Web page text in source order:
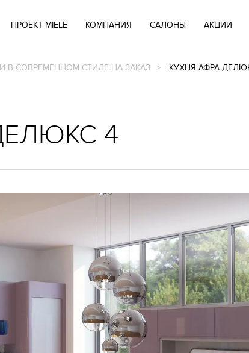
ПРОЕКТ MIELE КОМПАНИЯ САЛОНЫ АКЦИИ
В СОВРЕМЕННОМ СТИЛЕ НА ЗАКАЗ КУХНЯ АФРА
4